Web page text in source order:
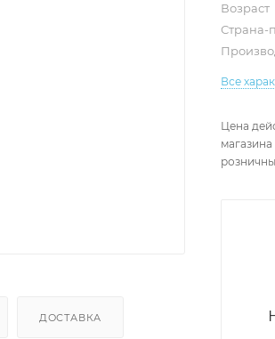
ДОСТАВКА
Возраст
Страна-
Все
Цена